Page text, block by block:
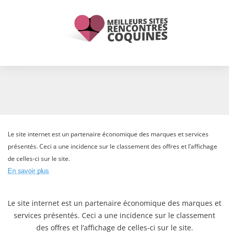
Le site internet est un partenaire économique des marques et services
présentés. Ceci a une incidence sur le classement des offres et l’affichage
de celles-ci sur le site.
En savoir plus
Le site internet est un partenaire économique des marques et
services présentés. Ceci a une incidence sur le classement
des offres et l’affichage de celles-ci sur le site.